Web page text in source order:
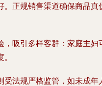
正规销售渠道确保商品
吸引多样客群：家庭主
法规严格监管，如未成